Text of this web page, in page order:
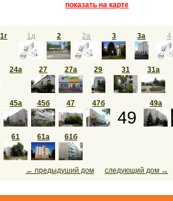
показать на карте
1г 1д 2 2а 3 3а 4
24а 27 27а 29 31 31а
45а 45б 47 47б
49
49а
61 61а 61б
← предыдуший дом следующий дом →